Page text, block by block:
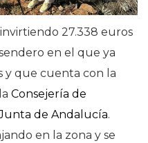
27.338 euros
en el que ya
y que cuenta con la
Consejería de
de Andalucía.
en la zona y se